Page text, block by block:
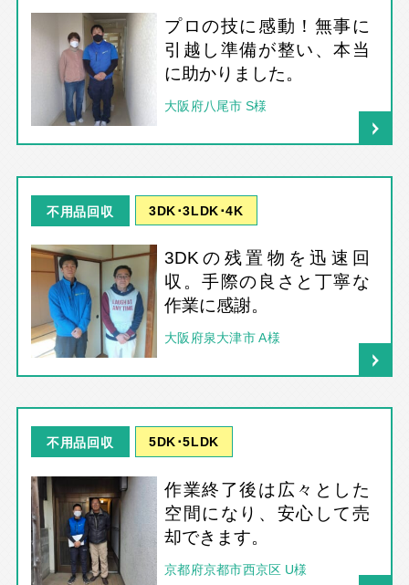
プロの技に感動！無事に
引越し準備が整い、本当
に助かりました。
大阪府八尾市 S様
不用品回収 3DK･3LDK･4K
3DKの残置物を迅速回
収。手際の良さと丁寧な
作業に感謝。
大阪府泉大津市 A様
不用品回収 5DK･5LDK
作業終了後は広々とした
空間になり、安心して売
却できます。
京都府京都市西京区 U様